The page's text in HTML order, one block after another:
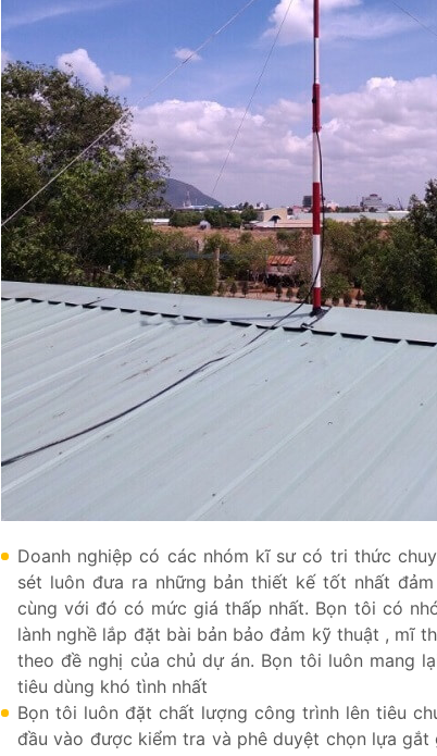
Doanh nghiệp có các nhóm kĩ sư có tri thức
sét luôn đưa ra những bản thiết kế tốt nhất
cùng với đó có mức giá thấp nhất. Bọn tôi có
lành nghề lắp đặt bài bản bảo đảm kỹ thuật , mĩ
theo đề nghị của chủ dự án. Bọn tôi luôn mang
tiêu dùng khó tình nhất
Bọn tôi luôn đặt chất lượng công trình lên tiêu
đầu vào được kiểm tra và phê duyệt chọn lựa